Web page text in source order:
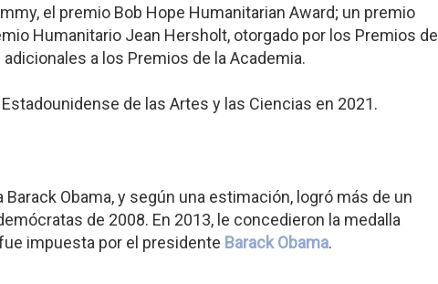
el premio Bob Hope Humanitarian Award; un premio
Humanitario Jean Hersholt, otorgado por los Premios de
a los Premios de la Academia.
de las Artes y las Ciencias en 2021.
Barack Obama, y según una estimación, logró más de un
de 2008. En 2013, le concedieron la medalla
impuesta por el presidente Barack Obama.